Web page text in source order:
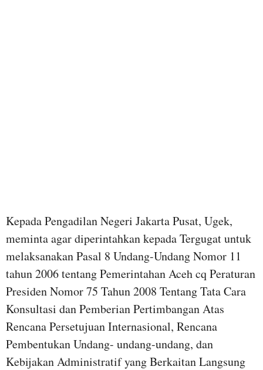
Kepada Pengadilan Negeri Jakarta Pusat, Ugek,
meminta agar diperintahkan kepada Tergugat untuk
melaksanakan Pasal 8 Undang-Undang Nomor 11
tahun 2006 tentang Pemerintahan Aceh cq Peraturan
Presiden Nomor 75 Tahun 2008 Tentang Tata Cara
Konsultasi dan Pemberian Pertimbangan Atas
Rencana Persetujuan Internasional, Rencana
Pembentukan Undang- undang-undang, dan
Kebijakan Administratif yang Berkaitan Langsung